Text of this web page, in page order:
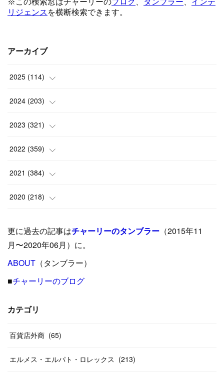
アーカイブ
2025 (114)
(1)
(8)
(6)
(9 )
(15
(24)
(8 )
(17
12
2024 (203)
(24)
(10)
(18)
(17)
(12)
(19)
(13
(14)
2023 (321)
(25)
(17)
(35)
)
(26)
27)
(29
(24)
2022 (359)
(42)
(37)
(31)
(31)
31
(26
(20)
(14
2021 (384)
(9)
(39)
( 23)
40
(55
(38)
(20
2020 (218)
(24)
( 42)
(33
(46)
(20
更に過去の記事はチャーリーのタンブラー （2015年11
月〜2020年06月）に。
ABOUT （タンブラー）
■チャーリーのブログ
カテゴリ
百貨店外商 (65)
エルメス・エルパト・ロレックス (213)